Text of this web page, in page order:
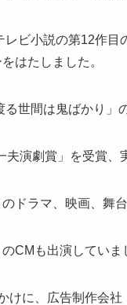
ビ小説の第12作目
はたしました。
世間は鬼ばかり」
夫演劇賞」を受賞、
ドラマ、映画、舞
CMも出演していま
けに、広告制作会